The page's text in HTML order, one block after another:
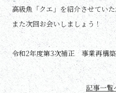
高級魚「クエ」を紹介させてい
また次回お会いしましょう！
令和2年度第3次補正 事業再構
記事一覧